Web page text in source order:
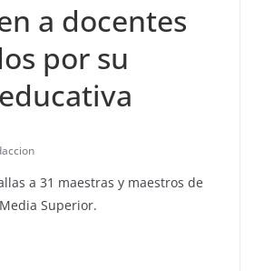
a docentes
por su
a 31 maestras y maestros de
Superior.